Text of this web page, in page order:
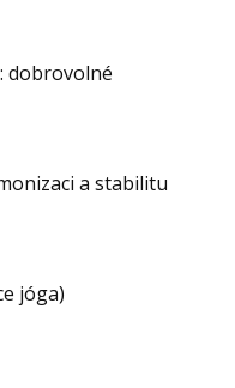
dobrovolné
a stabilitu
jóga)